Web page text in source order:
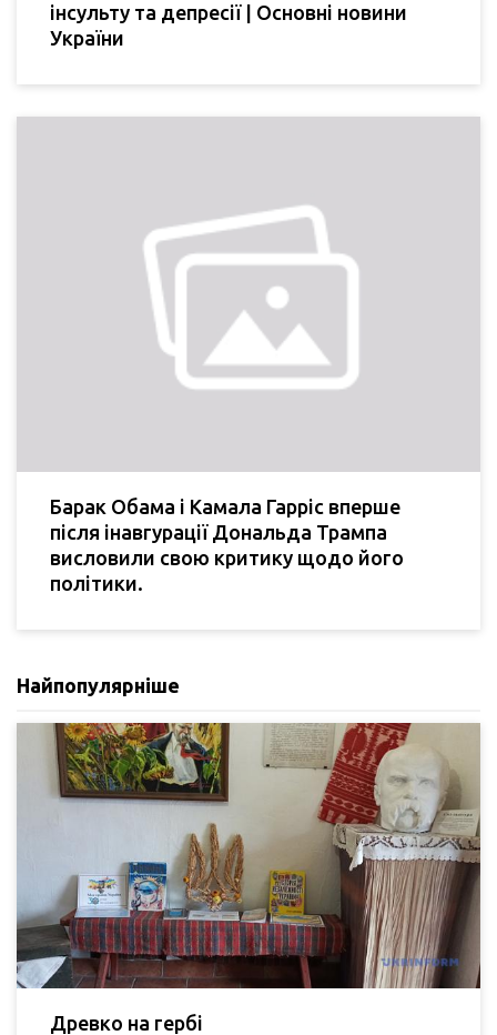
інсульту та депресії | Основні новини
України
Барак Обама і Камала Гарріс вперше
після інавгурації Дональда Трампа
висловили свою критику щодо його
політики.
Найпопулярніше
Древко на гербі